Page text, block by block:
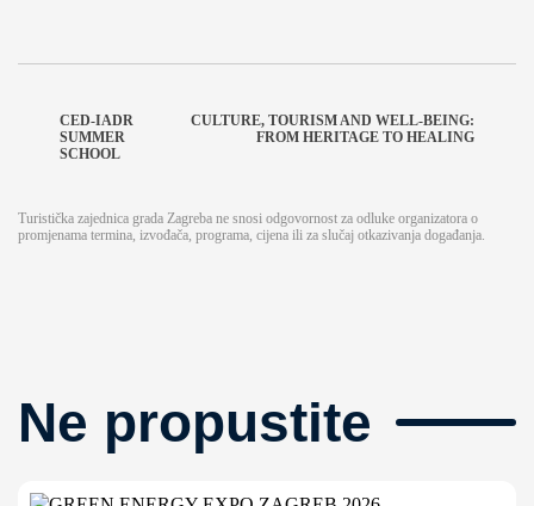
CED-IADR
SUMMER
SCHOOL
CULTURE, TOURISM AND WELL-BEING:
FROM HERITAGE TO HEALING
Turistička zajednica grada Zagreba ne snosi odgovornost za odluke organizatora o
promjenama termina, izvođača, programa, cijena ili za slučaj otkazivanja događanja.
Ne propustite